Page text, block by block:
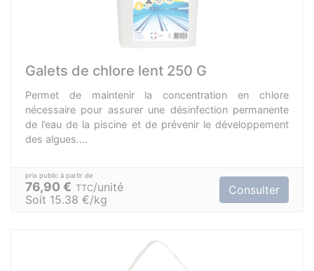
Galets de chlore lent 250 G
Permet de maintenir la concentration en chlore
nécessaire pour assurer une désinfection permanente
de l’eau de la piscine et de prévenir le développement
des algues.
Concentration : 92% de TTCA
76,90 € TTC unité
Soit 15.38 €/kg
Consulter